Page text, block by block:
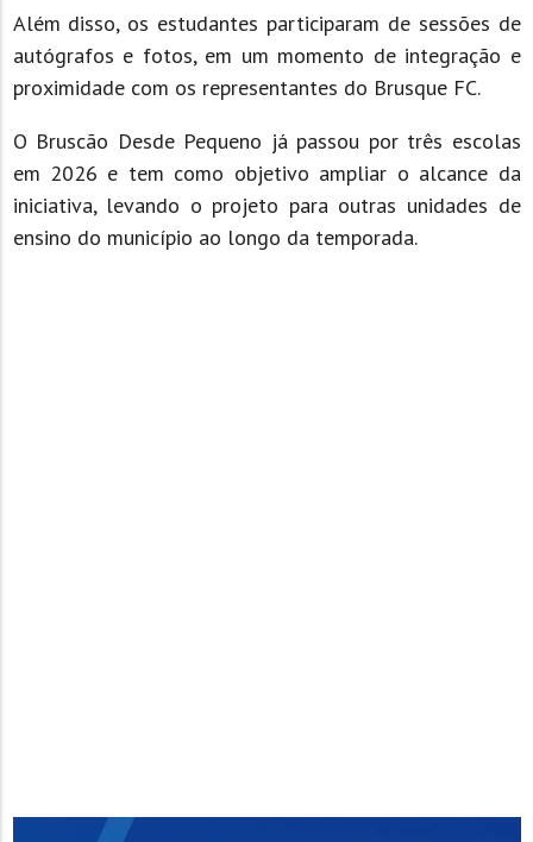
Além disso, os estudantes participaram de sessões de
autógrafos e fotos, em um momento de integração e
proximidade com os representantes do Brusque FC.
O Bruscão Desde Pequeno já passou por três escolas
em 2026 e tem como objetivo ampliar o alcance da
iniciativa, levando o projeto para outras unidades de
ensino do município ao longo da temporada.